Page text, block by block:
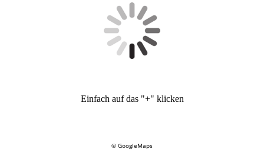
Einfach auf das "+" klicken
© GoogleMaps